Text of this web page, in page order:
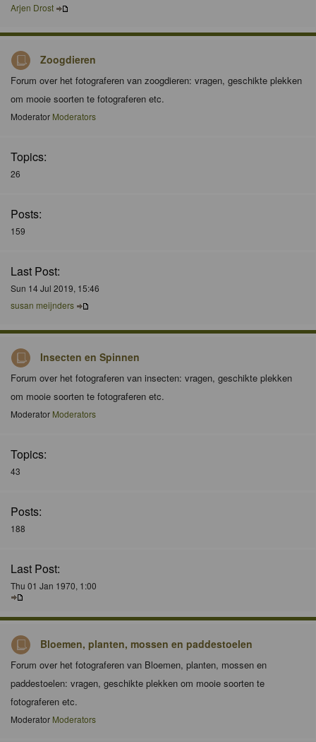
Arjen Drost
Zoogdieren
Forum over het fotograferen van zoogdieren: vragen, geschikte plekken
om mooie soorten te fotograferen etc.
Moderator Moderators
Topics:
26
Posts:
159
Last Post:
Sun 14 Jul 2019, 15:46
susan meijnders
Insecten en Spinnen
Forum over het fotograferen van insecten: vragen, geschikte plekken
om mooie soorten te fotograferen etc.
Moderator Moderators
Topics:
43
Posts:
188
Last Post:
Thu 01 Jan 1970, 1:00
Bloemen, planten, mossen en paddestoelen
Forum over het fotograferen van Bloemen, planten, mossen en
paddestoelen: vragen, geschikte plekken om mooie soorten te
fotograferen etc.
Moderator Moderators